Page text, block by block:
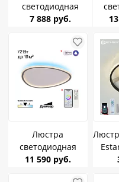
светодиодная
Estares Orlando
550*550*90
WHITE/WOOD/WHITE
до 25кв.м
7 888 руб.
Люстра
светодиодная
CITILUX
11 590 руб.